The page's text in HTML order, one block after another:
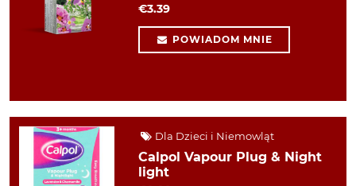
€3.39
POWIADOM MNIE
Dla Dzieci i Niemowląt
Calpol Vapour Plug & Night
light